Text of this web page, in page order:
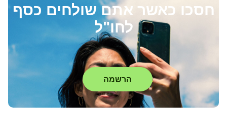
חסכו כאשר אתם שולחים כסף
לחו"ל
הרשמה